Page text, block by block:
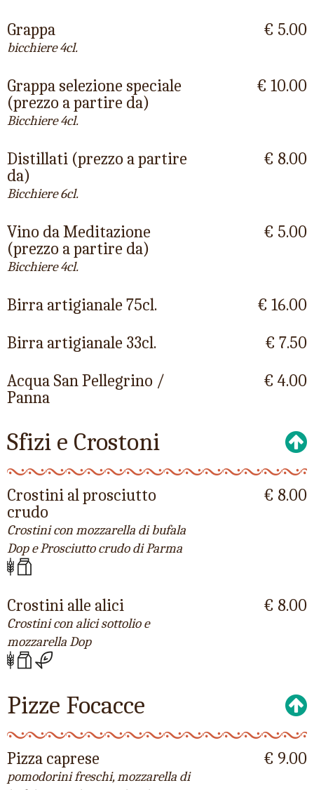
Grappa
bicchiere 4cl.
€ 5.00
Grappa selezione speciale
(prezzo a partire da)
Bicchiere 4cl.
€ 10.00
Distillati (prezzo a partire
da)
Bicchiere 6cl.
€ 8.00
Vino da Meditazione
(prezzo a partire da)
Bicchiere 4cl.
€ 5.00
Birra artigianale 75cl.
€ 16.00
Birra artigianale 33cl.
€ 7.50
Acqua San Pellegrino /
Panna
€ 4.00
Sfizi e Crostoni
Crostini al prosciutto
crudo
Crostini con mozzarella di bufala
Dop e Prosciutto crudo di Parma
€ 8.00
Crostini alle alici
Crostini con alici sottolio e
mozzarella Dop
€ 8.00
Pizze Focacce
Pizza caprese
pomodorini freschi, mozzarella di
€ 9.00